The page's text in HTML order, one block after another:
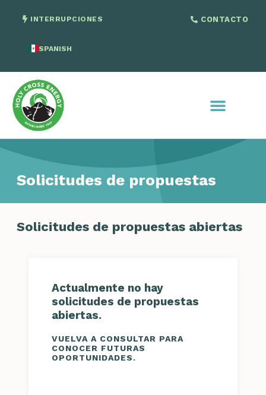
INTERRUPCIONES CONTACTO
SPANISH
Solicitudes de propuestas
Solicitudes de propuestas abiertas
Actualmente no hay
solicitudes de propuestas
abiertas.
VUELVA A CONSULTAR PARA
CONOCER FUTURAS
OPORTUNIDADES.